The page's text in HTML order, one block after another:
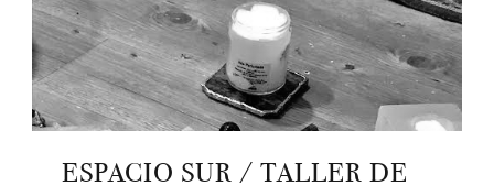
ESPACIO SUR / TALLER DE